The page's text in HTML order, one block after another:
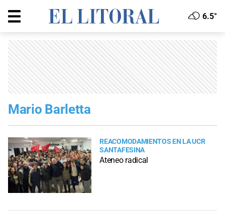
6.5°
Mario Barletta
REACOMODAMIENTOS EN LA UCR
SANTAFESINA
Ateneo radical